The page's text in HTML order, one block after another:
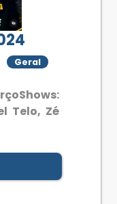
Geral
Telo, Zé